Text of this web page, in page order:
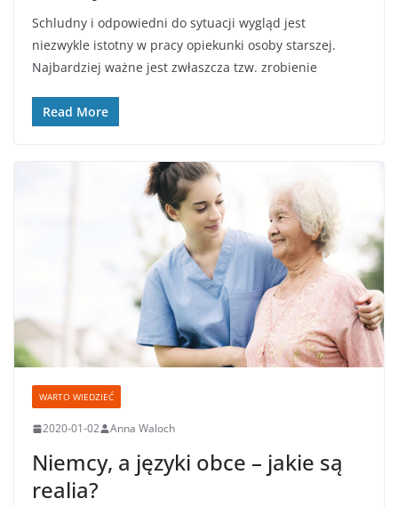
Schludny i odpowiedni do sytuacji wygląd jest
niezwykle istotny w pracy opiekunki osoby starszej.
Najbardziej ważne jest zwłaszcza tzw. zrobienie
Read More
WARTO WIEDZIEĆ
2020-01-02 Anna Waloch
Niemcy, a języki obce – jakie są
realia?